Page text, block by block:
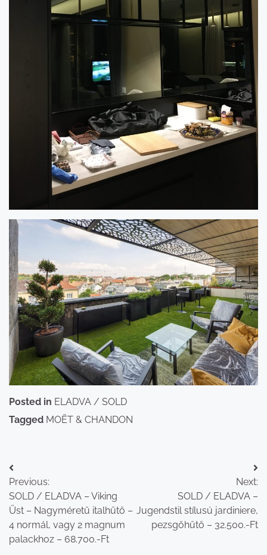
Posted in ELADVA / SOLD
Tagged MOËT & CHANDON
Bejegyzés
navigáció
Previous:
SOLD / ELADVA – Viking
Üst – Nagyméretű italhűtő –
4 normál, vagy 2 magnum
palackhoz – 68.700.-Ft
Next:
SOLD / ELADVA –
Jugendstil stílusú jardiniere,
pezsgőhűtő – 32.500.-Ft